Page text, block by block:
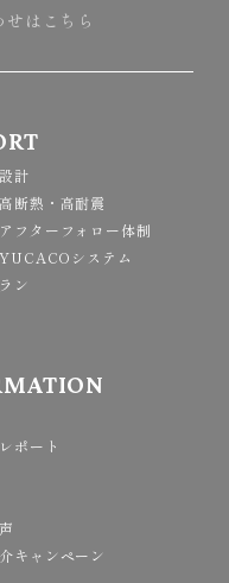
はこちら
計
断熱・高耐震
フターフォロー体制
システム
ン
ポート
キャンペーン